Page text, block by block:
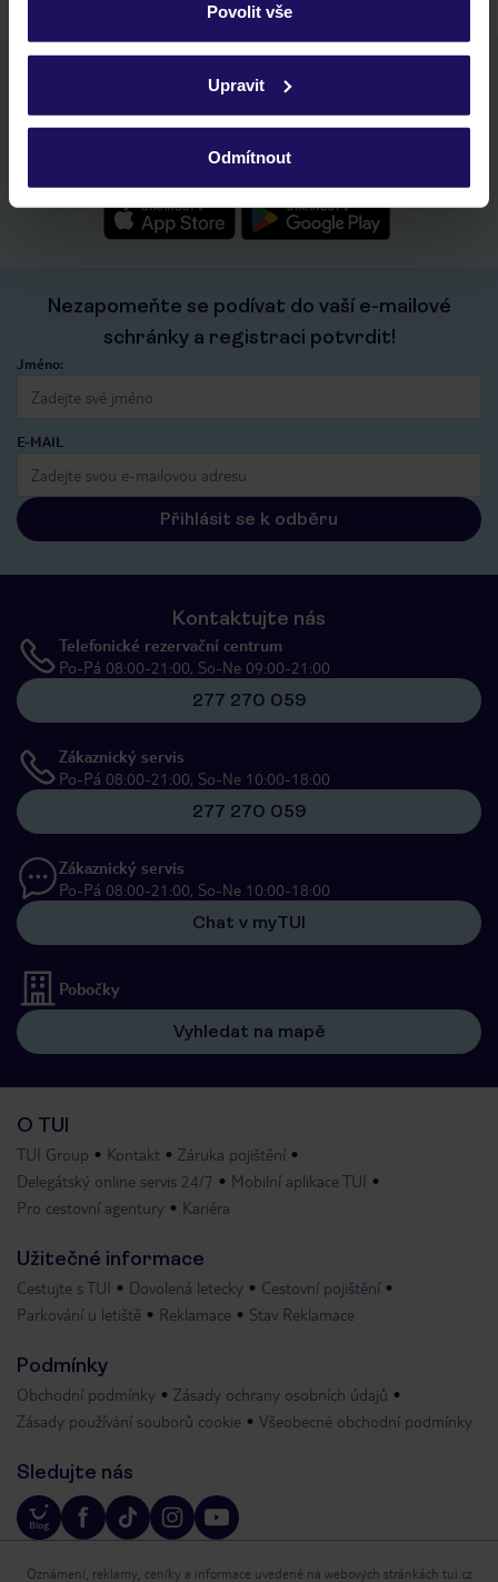
Podrobné informace o souborech cookie naleznete v
ochrany osobních údajů.
Povolit vše
Upravit
Odmítnout
Stáhněte si bezplatnou aplikaci TUI
seznam oblíbených nabídek a možnost jejich sdílení
historie vyhledávání a naposledy zobrazené nabídky
kontakt s TUI a všechny informace o tvé rezervaci v myTUI
Nezapomeňte se podívat do vaší e-mailové
schránky a registraci potvrdit!
Jméno:
E-MAIL
Přihlásit se k odběru
Kontaktujte nás
Telefonické rezervační centrum
Po-Pá 08:00-21:00, So-Ne 09:00-21:00
277 270 059
Zákaznický servis
Po-Pá 08:00-21:00, So-Ne 10:00-18:00
277 270 059
Zákaznický servis
Po-Pá 08:00-21:00, So-Ne 10:00-18:00
Chat v myTUI
Pobočky
Vyhledat na mapě
O TUI
TUI Group Kontakt
Záruka pojištění
Delegátský online servis 24/7
Mobilní aplikace TUI
Pro cestovní agentury
Kariéra
Užitečné informace
Cestujte s TUI Dovolená letecky
Cestovní pojištění
Parkování u letiště
Reklamace Stav Reklamace
Podmínky
Obchodní podmínky
Zásady ochrany osobních údajů
Zásady používání souborů cookie
Všeobecné obchodní podmínky
Sledujte nás
Oznámení, reklamy, ceníky a informace uvedené na webových stránkách tui.cz